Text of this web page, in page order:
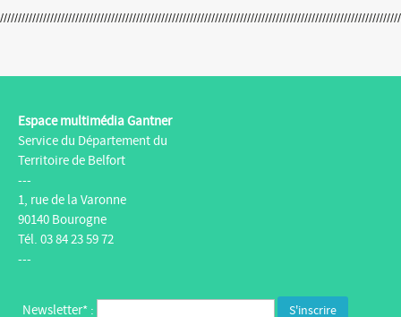
Espace multimédia Gantner
Service du Département du
Territoire de Belfort
---
1, rue de la Varonne
90140 Bourogne
Tél. 03 84 23 59 72
---
Newsletter* :